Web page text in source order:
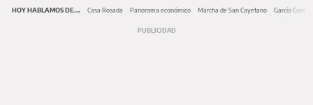
HOY HABLAMOS DE... Casa Rosada Panorama económico Marcha de San Cayetano García Cuerva